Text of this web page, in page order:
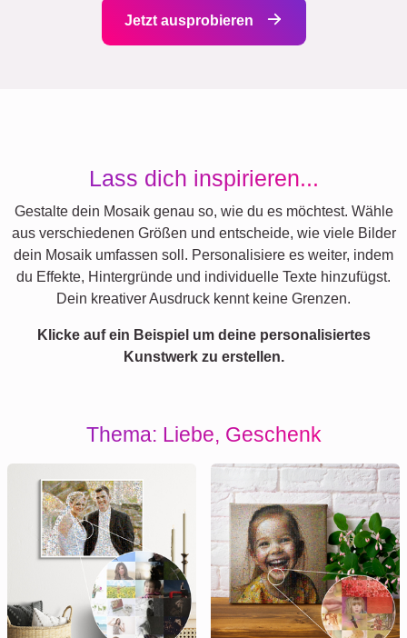
Jetzt ausprobieren
Lass dich inspirieren...
Gestalte dein Mosaik genau so, wie du es möchtest. Wähle
aus verschiedenen Größen und entscheide, wie viele Bilder
dein Mosaik umfassen soll. Personalisiere es weiter, indem
du Effekte, Hintergründe und individuelle Texte hinzufügst.
Dein kreativer Ausdruck kennt keine Grenzen.
Klicke auf ein Beispiel um deine personalisiertes
Kunstwerk zu erstellen.
Thema: Liebe, Geschenk